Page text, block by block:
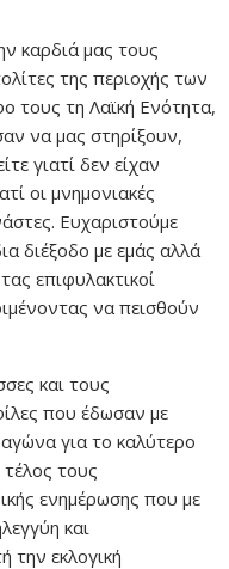
καρδιά μας τους
της περιοχής των
τους τη Λαϊκή Ενότητα,
να μας στηρίξουν,
γιατί δεν είχαν
οι μνημονιακές
Ευχαριστούμε
διέξοδο με εμάς αλλά
επιφυλακτικοί
να πεισθούν
και τους
που έδωσαν με
αγώνα για το καλύτερο
τους
ενημέρωσης που με
και
την εκλογική